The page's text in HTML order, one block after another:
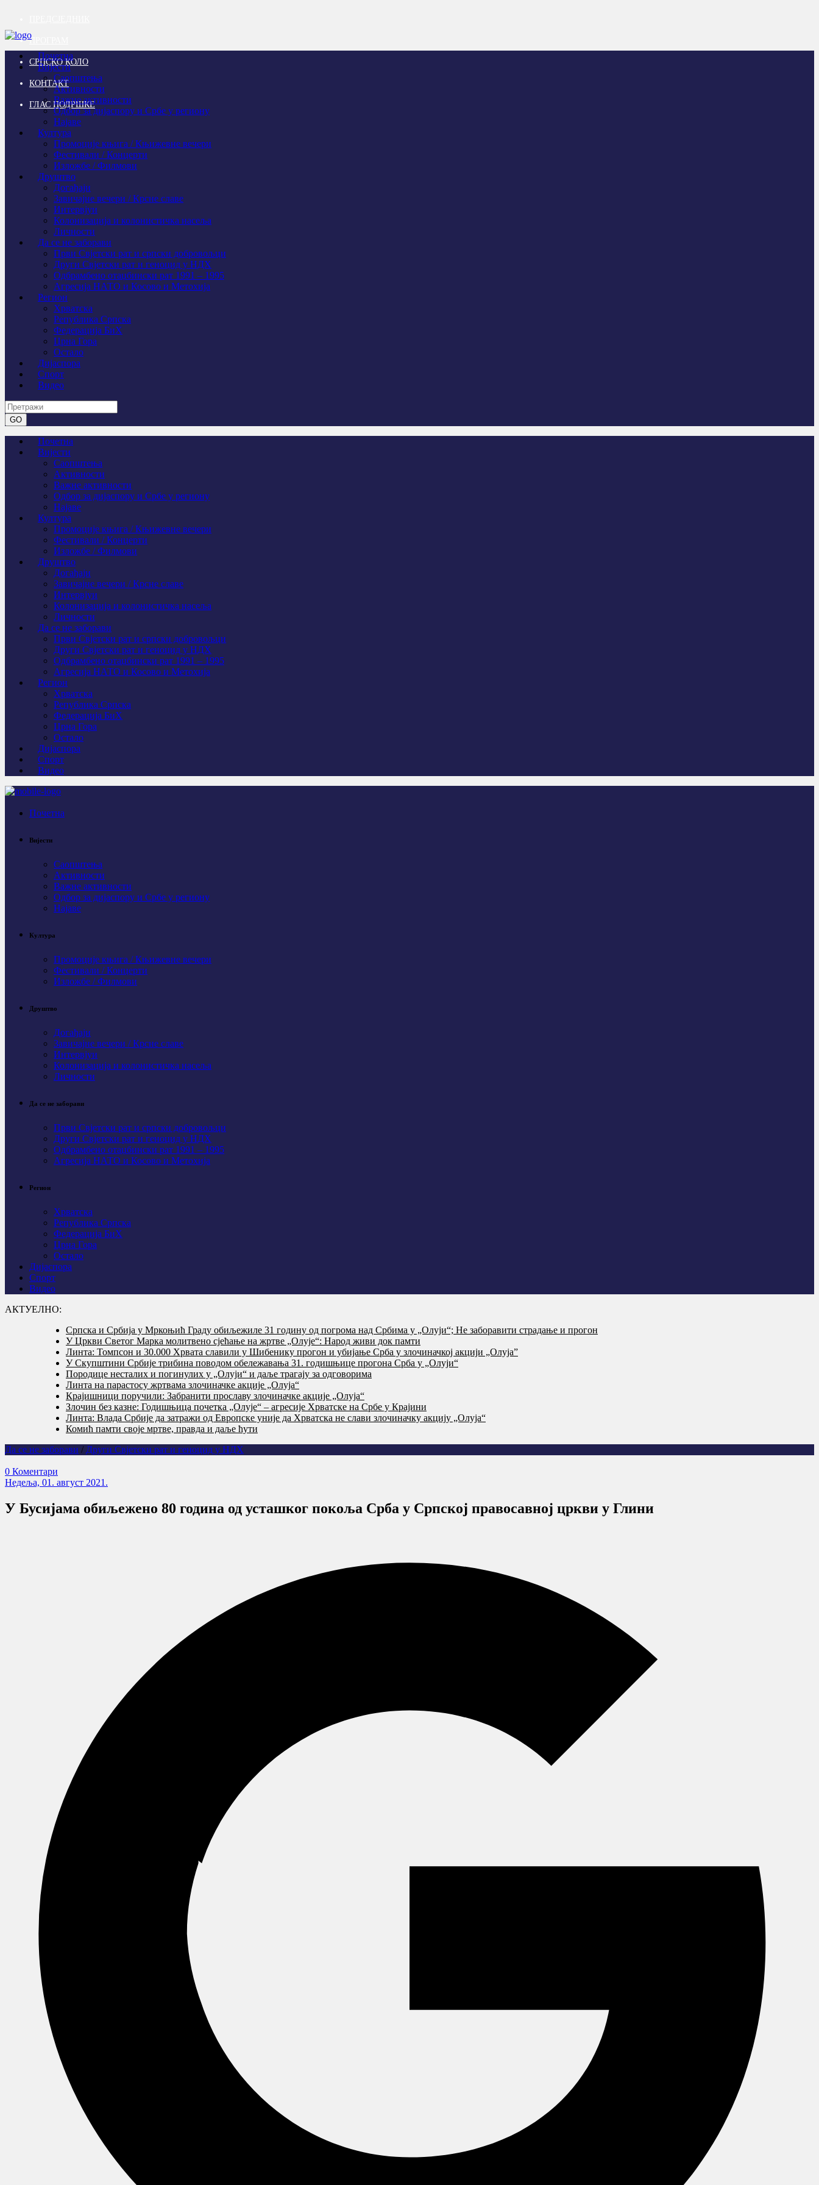
ПРОГРАМ
СРПСКО КОЛО
КОНТАКТ
ГЛАС ПОДРШКЕ
Почетна
Вијести
Саопштења
Активности
Важне активности
Одбор за дијаспору и Србе у региону
Најаве
Култура
Промоције књига / Књижевне вечери
Фестивали / Концерти
Изложбе / Филмови
Друштво
Догађаји
Завичајне вечери / Крсне славе
Интервјуи
Колонизација и колонистичка насеља
Личности
Да се не заборави
Први Свјeтски рат и српски добровољци
Други Свјетски рат и геноцид у НДХ
Одбрамбено отаџбински рат 1991 – 1995
Агресија НАТО и Косово и Метохија
Регион
Хрватска
Република Српска
Федерација БиХ
Црна Гора
Остало
Дијаспора
Спорт
Видео
Почетна
Вијести
Саопштења
Активности
Важне активности
Одбор за дијаспору и Србе у региону
Најаве
Култура
Промоције књига / Књижевне вечери
Фестивали / Концерти
Изложбе / Филмови
Друштво
Догађаји
Завичајне вечери / Крсне славе
Интервјуи
Колонизација и колонистичка насеља
Личности
Да се не заборави
Први Свјeтски рат и српски добровољци
Други Свјетски рат и геноцид у НДХ
Одбрамбено отаџбински рат 1991 – 1995
Агресија НАТО и Косово и Метохија
Регион
Хрватска
Република Српска
Федерација БиХ
Црна Гора
Остало
Дијаспора
Спорт
Видео
Почетна
Вијести
Саопштења
Активности
Важне активности
Одбор за дијаспору и Србе у региону
Најаве
Култура
Промоције књига / Књижевне вечери
Фестивали / Концерти
Изложбе / Филмови
Друштво
Догађаји
Завичајне вечери / Крсне славе
Интервјуи
Колонизација и колонистичка насеља
Личности
Да се не заборави
Први Свјeтски рат и српски добровољци
Други Свјетски рат и геноцид у НДХ
Одбрамбено отаџбински рат 1991 – 1995
Агресија НАТО и Косово и Метохија
Регион
Хрватска
Република Српска
Федерација БиХ
Црна Гора
Остало
Дијаспора
Спорт
Видео
АКТУЕЛНО:
Српска и Србија у Мркоњић Граду обиљежиле 31 годину од погрома над Србима у „Олуји“; Не заборавити страдање и прогон
У Цркви Светог Марка молитвено сјећање на жртве „Олује“: Народ живи док памти
Линта: Томпсон и 30.000 Хрвата славили у Шибенику прогон и убијање Срба у злочиначкој акцији „Олуја”
У Скупштини Србије трибина поводом обележавања 31. годишњице прогона Срба у „Олуји“
Породице несталих и погинулих у „Олуји“ и даље трагају за одговорима
Линта на парастосу жртвама злочиначке акције „Олуја“
Крајишници поручили: Забранити прославу злочиначке акције „Олуја“
Злочин без казне: Годишњица почетка „Олује“ – агресије Хрватске на Србе у Крајини
Линта: Влада Србије да затражи од Европске уније да Хрватска не слави злочиначку акцију „Олуја“
Комић памти своје мртве, правда и даље ћути
Да се не заборави / Други Свјетски рат и геноцид у НДХ
0 Коментари
Недеља, 01. август 2021.
У Бусијама обиљежено 80 година од усташког покоља Срба у Српској правосавној цркви у Глини